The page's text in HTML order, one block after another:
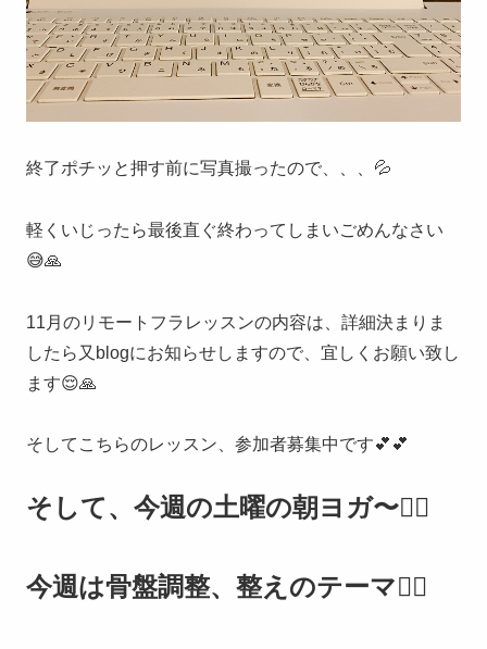
終了ポチッと押す前に写真撮ったので、、、💦
軽くいじったら最後直ぐ終わってしまいごめんなさい
😅🙏
11月のリモートフラレッスンの内容は、詳細決まりま
したら又blogにお知らせしますので、宜しくお願い致し
ます😌🙏
そしてこちらのレッスン、参加者募集中です💕💕
そして、今週の土曜の朝ヨガ〜🧘‍♀️
今週は骨盤調整、整えのテーマ🧘‍♀️